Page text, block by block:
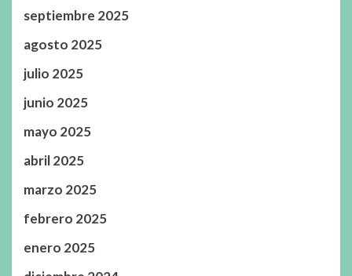
septiembre 2025
agosto 2025
julio 2025
junio 2025
mayo 2025
abril 2025
marzo 2025
febrero 2025
enero 2025